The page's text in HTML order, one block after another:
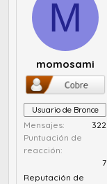
m
a
d
n
c
i
o
M
momosami
Usuario de Bronce
Mensajes
322
Puntuación de
reacción
7
Reputación de